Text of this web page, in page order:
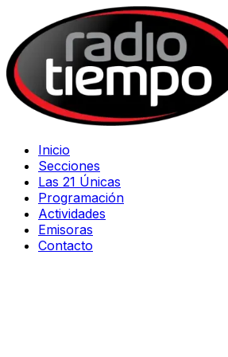
Inicio
Secciones
Las 21 Únicas
Programación
Actividades
Emisoras
Contacto